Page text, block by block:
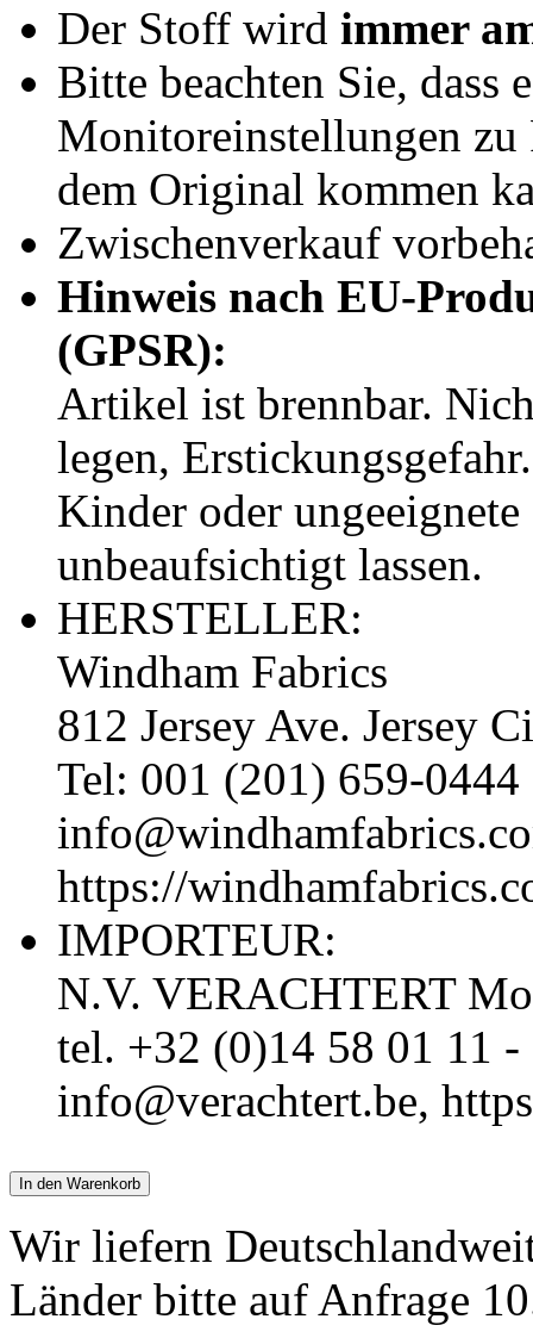
Der Stoff wird immer
Bitte beachten Sie, dass
Monitoreinstellungen zu
dem Original kommen
Zwischenverkauf
Hinweis nach EU-
(GPSR):
Artikel ist brennbar.
legen, Erstickungsgefahr.
Kinder oder
unbeaufsichtigt lassen.
HERSTELLER:
Windham Fabrics
812 Jersey Ave. Jersey
Tel: 001 (201) 659-0444
https://
IMPORTEUR:
N.V. VERACHTERT
tel. +32 (0)14 58 01 11 -
info@verachtert.be,
In den Warenkorb
Wir liefern
Länder bitte auf Anfrage